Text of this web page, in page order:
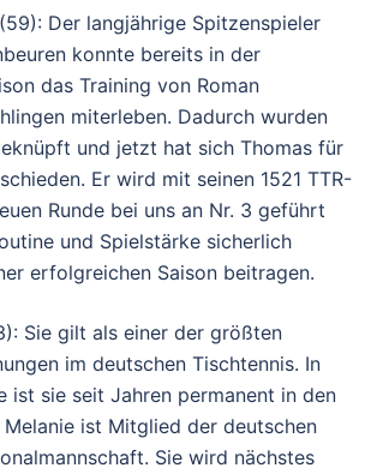
Der langjährige Spitzenspieler
konnte bereits in der
das Training von Roman
miterleben. Dadurch wurden
und jetzt hat sich Thomas für
Er wird mit seinen 1521 TTR-
Runde bei uns an Nr. 3 geführt
und Spielstärke sicherlich
erfolgreichen Saison beitragen.
Sie gilt als einer der größten
im deutschen Tischtennis. In
ist sie seit Jahren permanent in den
ist Mitglied der deutschen
Sie wird nächstes